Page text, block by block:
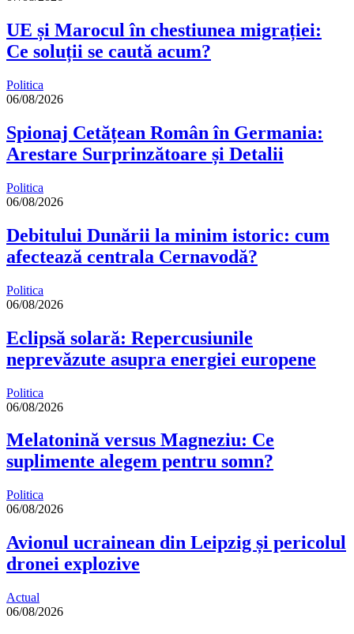
UE și Marocul în chestiunea migrației:
Ce soluții se caută acum?
Politica
06/08/2026
Spionaj Cetățean Român în Germania:
Arestare Surprinzătoare și Detalii
Politica
06/08/2026
Debitului Dunării la minim istoric: cum
afectează centrala Cernavodă?
Politica
06/08/2026
Eclipsă solară: Repercusiunile
neprevăzute asupra energiei europene
Politica
06/08/2026
Melatonină versus Magneziu: Ce
suplimente alegem pentru somn?
Politica
06/08/2026
Avionul ucrainean din Leipzig și pericolul
dronei explozive
Actual
06/08/2026